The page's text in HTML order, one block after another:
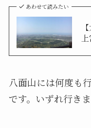
あわせて読みたい
八面山には何度も
です。いずれ行きま